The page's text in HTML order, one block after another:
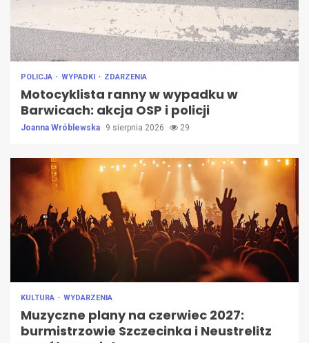
POLICJA WYPADKI ZDARZENIA
Motocyklista ranny w wypadku w
Barwicach: akcja OSP i policji
Joanna Wróblewska 9 sierpnia 2026 29
KULTURA WYDARZENIA
Muzyczne plany na czerwiec 2027:
burmistrzowie Szczecinka i Neustrelitz